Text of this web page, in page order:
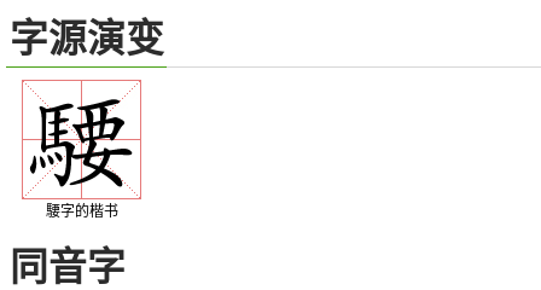
字源演变
騕字的楷书
同音字